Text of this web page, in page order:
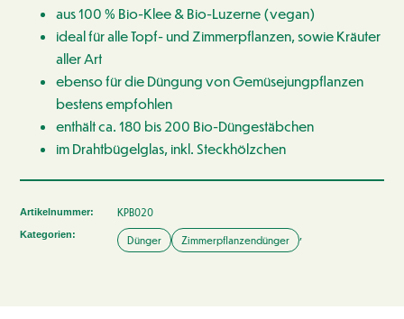
aus 100 % Bio-Klee & Bio-Luzerne (vegan)
ideal für alle Topf- und Zimmerpflanzen, sowie Kräuter
aller Art
ebenso für die Düngung von Gemüsejungpflanzen
bestens empfohlen
enthält ca. 180 bis 200 Bio-Düngestäbchen
im Drahtbügelglas, inkl. Steckhölzchen
Artikelnummer: KPB020
Kategorien: Dünger Zimmerpflanzendünger